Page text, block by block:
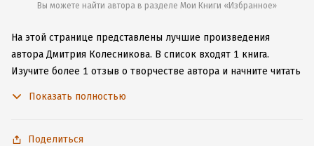
Вы можете найти автора в разделе Мои Книги «Избранное»
На этой странице представлены лучшие произведения
автора Дмитрия Колесникова. В список входят 1 книга.
Изучите более 1 отзыв о творчестве автора и начните читать
даже без подключения к интернету.
Показать полностью
Поделиться